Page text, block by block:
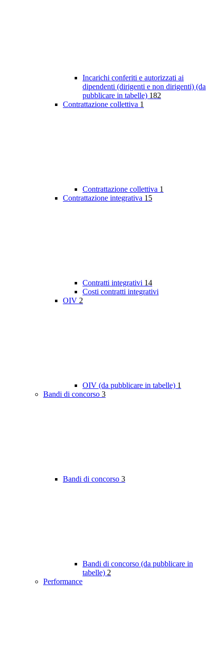
Incarichi conferiti e autorizzati ai
dipendenti (dirigenti e non dirigenti) (da
pubblicare in tabelle) 182
Contrattazione collettiva 1
Contrattazione collettiva 1
Contrattazione integrativa 15
Contratti integrativi 14
Costi contratti integrativi
OIV 2
OIV (da pubblicare in tabelle) 1
Bandi di concorso 3
Bandi di concorso 3
Bandi di concorso (da pubblicare in
tabelle) 2
Performance